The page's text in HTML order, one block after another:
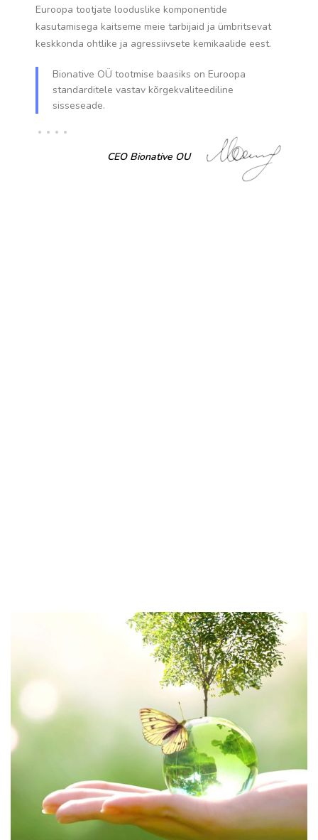
Euroopa tootjate looduslike komponentide
kasutamisega kaitseme meie tarbijaid ja ümbritsevat
keskkonda ohtlike ja agressiivsete kemikaalide eest.
Bionative OÜ tootmise baasiks on Euroopa
standarditele vastav kõrgekvaliteediline
sisseseade.
CEO Bionative OU